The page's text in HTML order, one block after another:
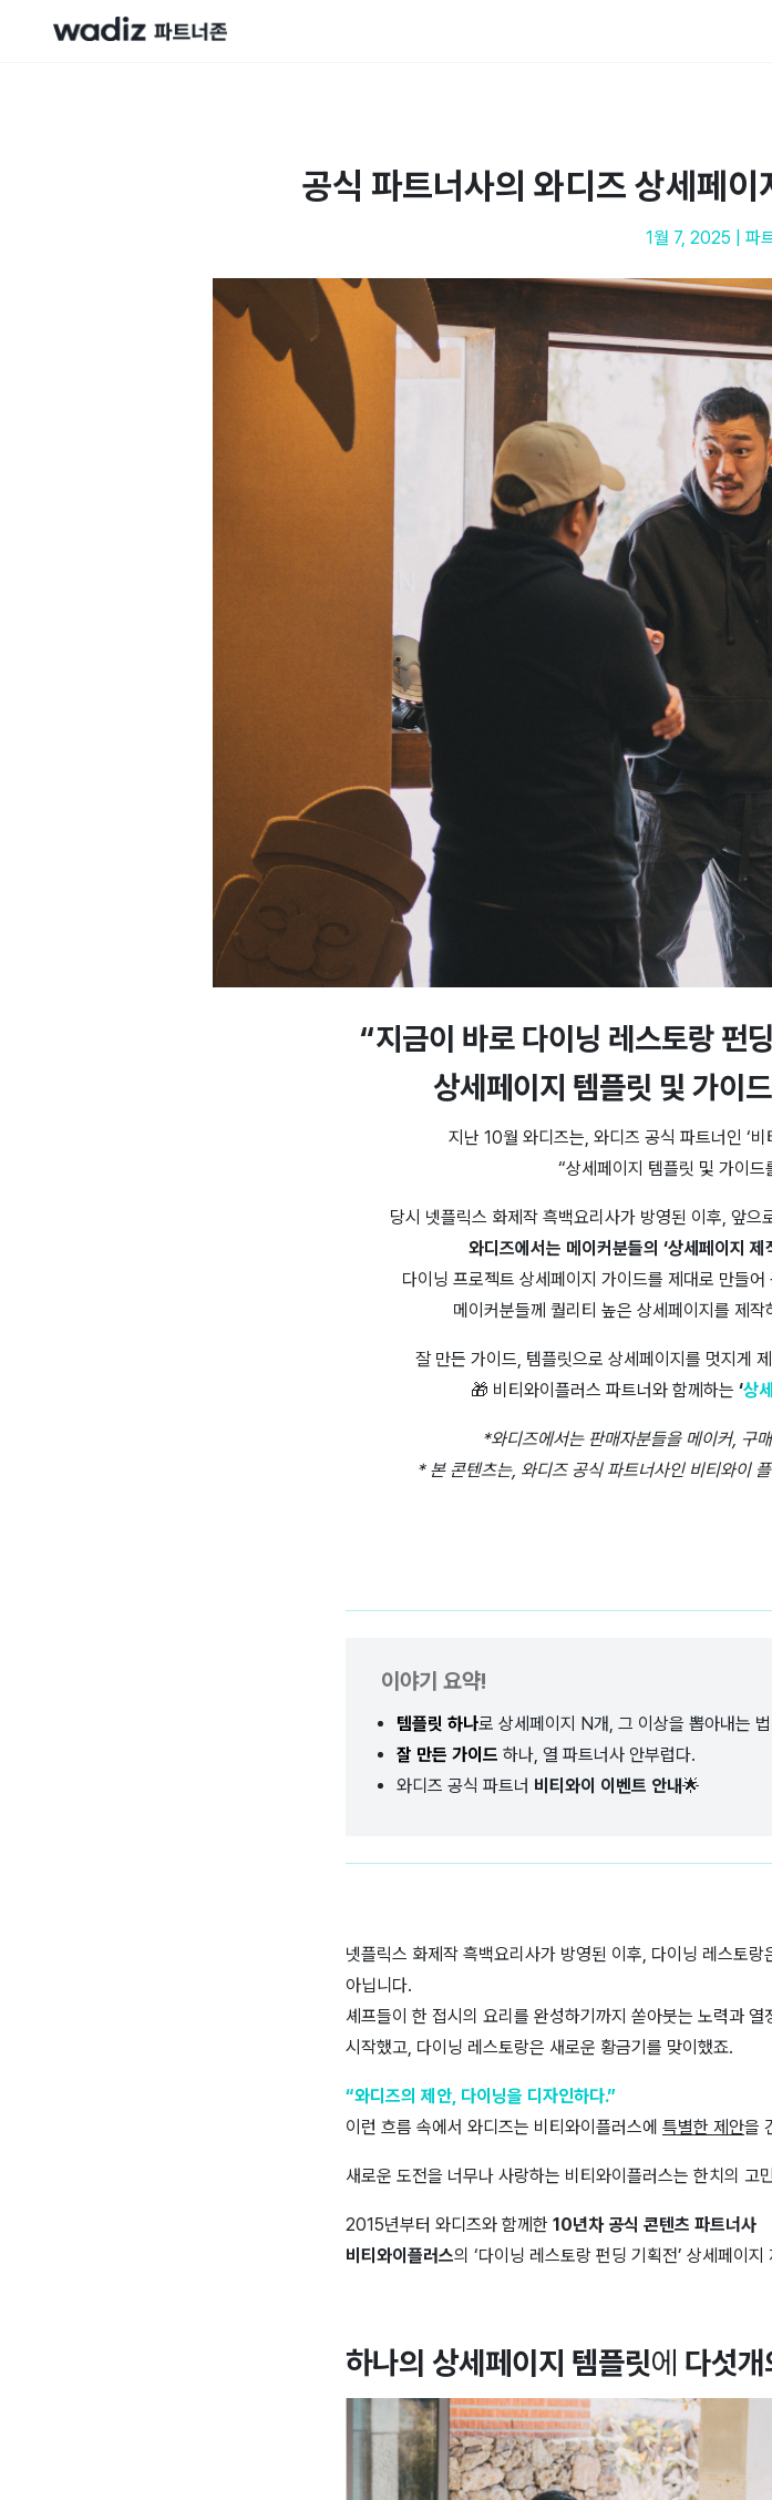
공식 파트너사의 와디즈 상세페
1월 7, 2025 파
“지금이 바로 다이닝 레스토랑 펀
상세페이지 템플릿 및 가이
지난 10월 와디즈는, 와디즈 공식 파트너인 ‘
“상세페이지 템플릿 및 가이
당시 넷플릭스 화제작 흑백요리사가 방영된 이후, 앞으
와디즈에서는 메이커분들의 ‘상세페이지
다이닝 프로젝트 상세페이지 가이드를 제대로 만들
메이커분들께 퀄리티 높은 상세페이지를 제
잘 만든 가이드, 템플릿으로 상세페이지를 멋지게
🎁 비티와이플러스 파트너와 함께하는 ‘상
*와디즈에서는 판매자분들을 메이커, 구
* 본 콘텐츠는, 와디즈 공식 파트너사인 비티와이
이야기 요약!
템플릿 하나로 상세페이지 N개, 그 이상을 뽑아내는 법
잘 만든 가이드 하나, 열 파트너사 안부럽다.
와디즈 공식 파트너 비티와이 이벤트 안내🌟
넷플릭스 화제작 흑백요리사가 방영된 이후, 다이닝 레스토랑
아닙니다.
셰프들이 한 접시의 요리를 완성하기까지 쏟아붓는 노력과
시작했고, 다이닝 레스토랑은 새로운 황금기를 맞이했죠.
“와디즈의 제안, 다이닝을 디자인하다.”
이런 흐름 속에서 와디즈는 비티와이플러스에 특별한 제안을
새로운 도전을 너무나 사랑하는 비티와이플러스는 한치의 고
2015년부터 와디즈와 함께한 10년차 공식 콘텐츠 파트너사
비티와이플러스의 ‘다이닝 레스토랑 펀딩 기획전’ 상세페이
하나의 상세페이지 템플릿에 다섯개